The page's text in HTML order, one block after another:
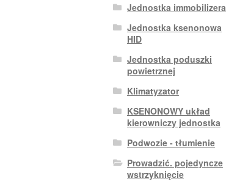
Jednostka immobilizera
Jednostka ksenonowa
HID
Jednostka poduszki
powietrznej
Klimatyzator
KSENONOWY układ
kierowniczy jednostka
Podwozie - tłumienie
Prowadzić. pojedyncze
wstrzyknięcie